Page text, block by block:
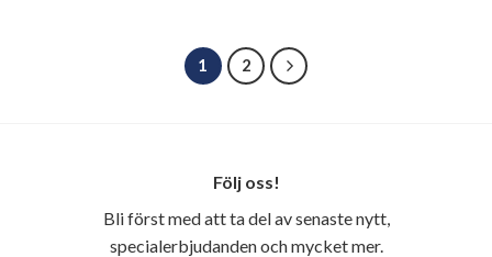
1 2
Följ oss!
Bli först med att ta del av senaste nytt,
specialerbjudanden och mycket mer.